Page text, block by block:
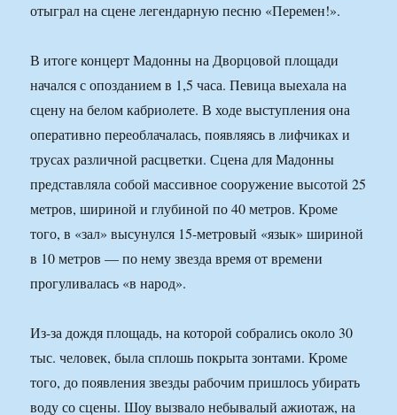
отыграл на сцене легендарную песню «Перемен!».
В итоге концерт Мадонны на Дворцовой площади
начался с опозданием в 1,5 часа. Певица выехала на
сцену на белом кабриолете. В ходе выступления она
оперативно переоблачалась, появляясь в лифчиках и
трусах различной расцветки. Сцена для Мадонны
представляла собой массивное сооружение высотой 25
метров, шириной и глубиной по 40 метров. Кроме
того, в «зал» высунулся 15-метровый «язык» шириной
в 10 метров — по нему звезда время от времени
прогуливалась «в народ».
Из-за дождя площадь, на которой собрались около 30
тыс. человек, была сплошь покрыта зонтами. Кроме
того, до появления звезды рабочим пришлось убирать
воду со сцены. Шоу вызвало небывалый ажиотаж, на